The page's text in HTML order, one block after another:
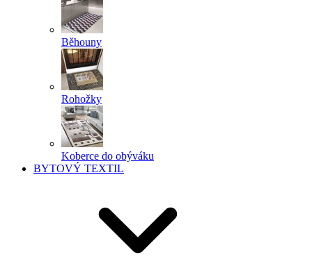
Běhouny
Rohožky
Koberce do obýváku
BYTOVÝ TEXTIL